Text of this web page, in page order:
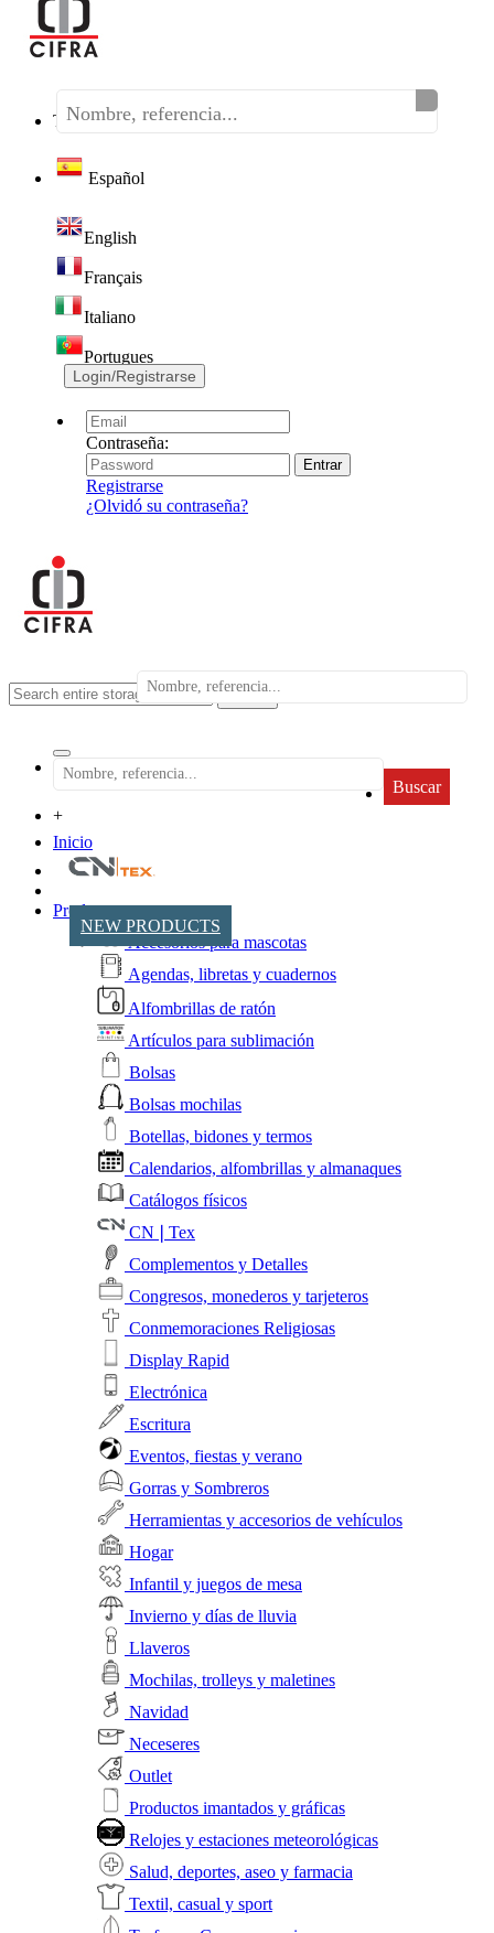
Teléfono:(+34) 968 320 046
Español
English
Français
Italiano
Portugues
Login/Registrarse
Contraseña:
Registrarse
¿Olvidó su contraseña?
search
Buscar
+
Inicio
NEW PRODUCTS
Productos
Accesorios para mascotas
Agendas, libretas y cuadernos
Alfombrillas de ratón
Artículos para sublimación
Bolsas
Bolsas mochilas
Botellas, bidones y termos
Calendarios, alfombrillas y almanaques
Catálogos físicos
CN❘Tex
Complementos y Detalles
Congresos, monederos y tarjeteros
Conmemoraciones Religiosas
Display Rapid
Electrónica
Escritura
Eventos, fiestas y verano
Gorras y Sombreros
Herramientas y accesorios de vehículos
Hogar
Infantil y juegos de mesa
Invierno y días de lluvia
Llaveros
Mochilas, trolleys y maletines
Navidad
Neceseres
Outlet
Productos imantados y gráficas
Relojes y estaciones meteorológicas
Salud, deportes, aseo y farmacia
Textil, casual y sport